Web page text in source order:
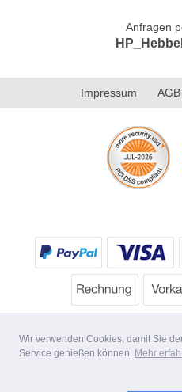
Wir verwenden Cookies, damit Sie
Service genießen können. Mehr
Anfragen
Impressum AGB
* Alle Preise inkl.